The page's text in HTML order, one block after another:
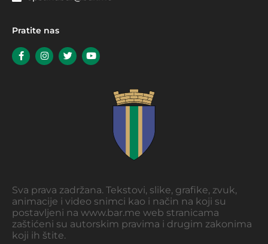
Pratite nas
Sva prava zadržana. Tekstovi, slike, grafike, zvuk,
animacije i video snimci kao i način na koji su
postavljeni na www.bar.me web stranicama
zaštićeni su autorskim pravima i drugim zakonima
koji ih štite.